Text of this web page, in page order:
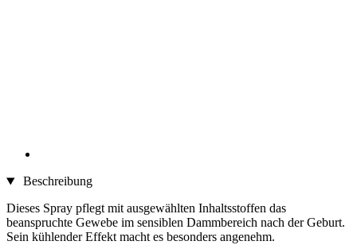
Beschreibung
Dieses Spray pflegt mit ausgewählten Inhaltsstoffen das
beanspruchte Gewebe im sensiblen Dammbereich nach der Geburt.
Sein kühlender Effekt macht es besonders angenehm.